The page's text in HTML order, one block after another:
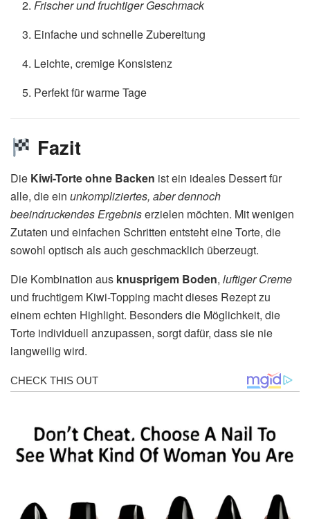
Frischer und fruchtiger Geschmack
Einfache und schnelle Zubereitung
Leichte, cremige Konsistenz
Perfekt für warme Tage
Fazit
Die Kiwi-Torte ohne Backen ist ein ideales Dessert für
alle, die ein unkompliziertes, aber dennoch
beeindruckendes Ergebniserzielen möchten. Mit wenigen
Zutaten und einfachen Schritten entsteht eine Torte, die
sowohl optisch als auch geschmacklich überzeugt.
Die Kombination aus knusprigem Boden, luftiger Creme
und fruchtigem Kiwi-Topping macht dieses Rezept zu
einem echten Highlight. Besonders die Möglichkeit, die
Torte individuell anzupassen, sorgt dafür, dass sie nie
langweilig wird.